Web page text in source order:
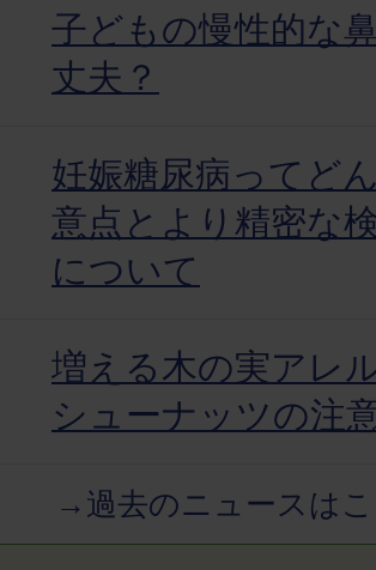
子どもの慢性的な
丈夫？
妊娠糖尿病ってど
意点とより精密な
について
増える木の実アレ
シューナッツの注
→過去のニュースは